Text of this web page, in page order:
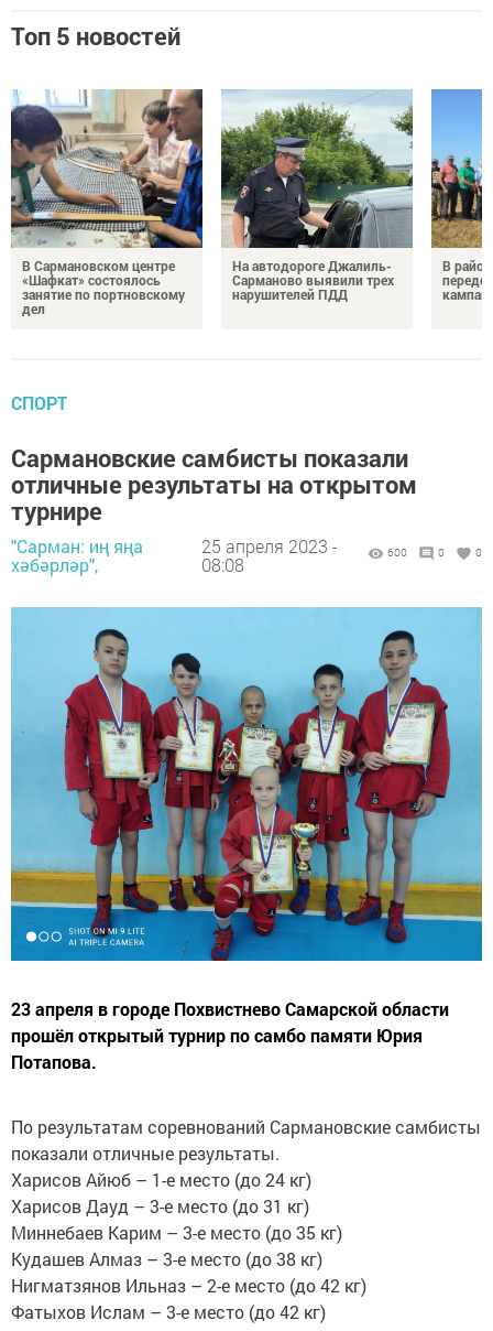
Топ 5 новостей
В Сармановском центре
«Шафкат» состоялось
занятие по портновскому
дел
На автодороге Джалиль-
Сарманово выявили трех
нарушителей ПДД
В
СПОРТ
Сармановские самбисты показали
отличные результаты на открытом
турнире
"Сарман: иң яңа
хәбәрләр",
25 апреля 2023 -
08:08
600 0 0
23 апреля в городе Похвистнево Самарской области
прошёл открытый турнир по самбо памяти Юрия
Потапова.
По результатам соревнований Сармановские самбисты
показали отличные результаты.
Харисов Айюб – 1-е место (до 24 кг)
Харисов Дауд – 3-е место (до 31 кг)
Миннебаев Карим – 3-е место (до 35 кг)
Кудашев Алмаз – 3-е место (до 38 кг)
Нигматзянов Ильназ – 2-е место (до 42 кг)
Фатыхов Ислам – 3-е место (до 42 кг)